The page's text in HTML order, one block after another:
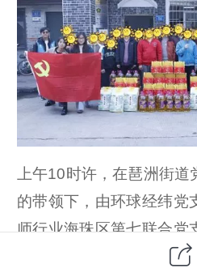
上午10时许，在琶洲街道
的带领下，由环球经纬党
师行业海珠区第七联合党
那、蒋静妍、杨柳等同志